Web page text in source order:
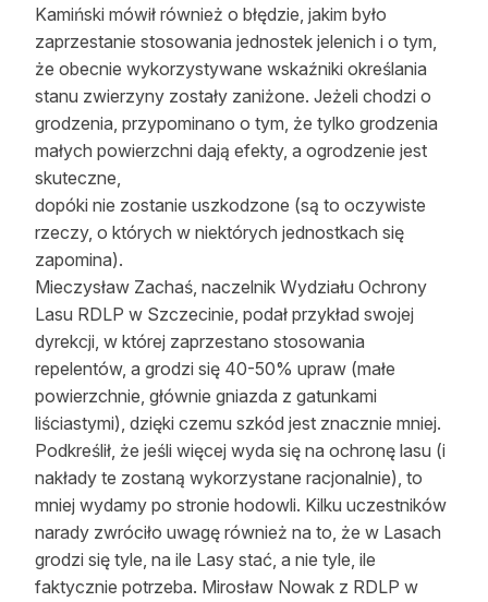
Archiwum
Kontakt
Kamiński mówił również o błędzie, jakim było
zaprzestanie stosowania jednostek jelenich i o tym,
że obecnie wykorzystywane wskaźniki określania
stanu zwierzyny zostały zaniżone. Jeżeli chodzi o
grodzenia, przypominano o tym, że tylko grodzenia
małych powierzchni dają efekty, a ogrodzenie jest
skuteczne,
dopóki nie zostanie uszkodzone (są to oczywiste
rzeczy, o których w niektórych jednostkach się
zapomina).
Mieczysław Zachaś, naczelnik Wydziału Ochrony
Lasu RDLP w Szczecinie, podał przykład swojej
dyrekcji, w której zaprzestano stosowania
repelentów, a grodzi się 40-50% upraw (małe
powierzchnie, głównie gniazda z gatunkami
liściastymi), dzięki czemu szkód jest znacznie mniej.
Podkreślił, że jeśli więcej wyda się na ochronę lasu (i
nakłady te zostaną wykorzystane racjonalnie), to
mniej wydamy po stronie hodowli. Kilku uczestników
narady zwróciło uwagę również na to, że w Lasach
grodzi się tyle, na ile Lasy stać, a nie tyle, ile
faktycznie potrzeba. Mirosław Nowak z RDLP w